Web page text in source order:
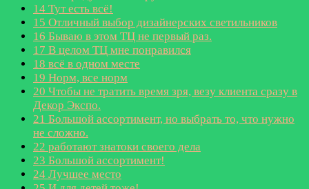
14 Тут есть всё!
15 Отличный выбор дизайнерских светильников
16 Бываю в этом ТЦ не первый раз.
17 В целом ТЦ мне понравился
18 всё в одном месте
19 Норм, все норм
20 Чтобы не тратить время зря, везу клиента сразу в
Декор Экспо.
21 Большой ассортимент, но выбрать то, что нужно
не сложно.
22 работают знатоки своего дела
23 Большой ассортимент!
24 Лучшее место